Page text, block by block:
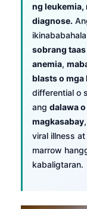
ng
diagnose.
sobrang
anemia,
blasts o mga
differential o
ang dalawa
magkasabay
viral illness
marrow
kabaligtaran.